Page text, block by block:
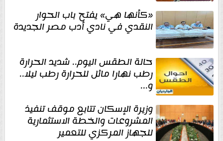
«كأنها هي» يفتح باب الحوار
النقدي في نادي أدب مصر الجديدة
حالة الطقس اليوم.. شديد الحرارة
رطب نهارا مائل للحرارة رطب ليلا..
و...
وزيرة الإسكان تتابع موقف تنفيذ
المشروعات والخطة الاستثمارية
للجهاز المركزي للتعمير